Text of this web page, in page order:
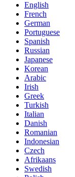
English
French
German
Portuguese
Spanish
Russian
Japanese
Korean
Arabic
Irish
Greek
Turkish
Italian
Danish
Romanian
Indonesian
Czech
Afrikaans
Swedish